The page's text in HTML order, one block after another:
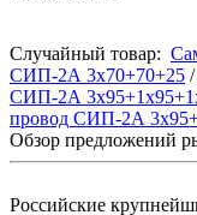
Случайный товар:
СИП-2А 3х70+70+25 /
СИП-2А
провод СИП-2А
Обзор предложений
Российские